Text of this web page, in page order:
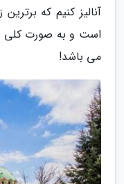
آنالیز کنیم که
است و به صورت کلی
می باشد!